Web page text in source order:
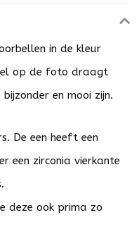
in de kleur
op de foto draagt
en mooi zijn.
De een heeft een
een zirconia vierkante
deze ook prima zo